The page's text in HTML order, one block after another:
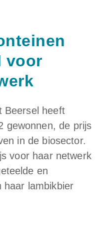
voor
Beersel heeft
gewonnen, de prijs
in de biosector.
voor haar netwerk
en
haar lambikbier